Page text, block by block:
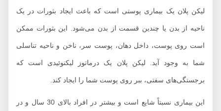
لیکن پلان یک بیماری پوستی است که باعث ایجاد بثورات در یک
ناحیه از بدن یا چندین قسمت از بدن می‌شود. این بثورات ممکن
است روی پوست، داخل دهان، پوست سر، ناخن و ناحیه تناسلی
شما به وجود آید. لیکن پلان یک درماتوز لیکنوئیدی است که
برجستگی‌های سفتی، ببر روی پوست شما را ایجاد کند.
این بیماری نسبتاً شایع است و بیشتر در افراد بالای 30 سال و در